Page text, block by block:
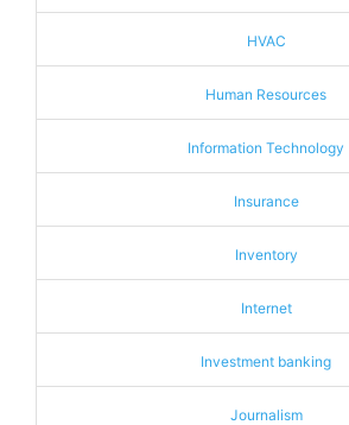
HVAC
Human Resources
Information Technology
Insurance
Inventory
Internet
Investment banking
Journalism